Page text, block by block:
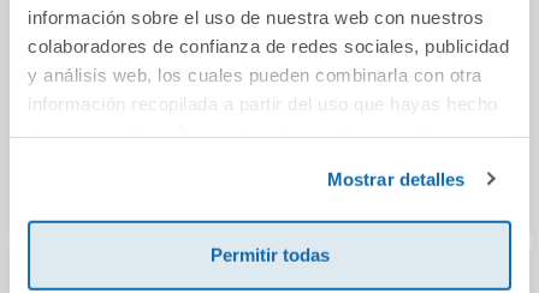
información sobre el uso de nuestra web con nuestros
colaboradores de confianza de redes sociales, publicidad
y análisis web, los cuales pueden combinarla con otra
información recopilada a partir del uso que hayas hecho
Mostrar detalles
Permitir todas